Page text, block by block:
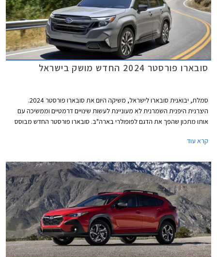
סובארו פורסטר 2024 החדש מושק בישראל
סמלת, יבואנית סובארו לישראל, משיקה היום את סובארו פורסטר 2024.
היצרנית היפנית השמרנית לא מעוניינת לעשות שינויים דרמטיים וממשיכה עם
אותו מתכון שהפך את הדגם לפופולרי בארה"ב. סובארו פורסטר החדש מבוסס
2.5 ליטרים אך העיצוב חדש, רשימת האבזור שופרה ומערכות הבטיחות שודרגו.
קרא עוד